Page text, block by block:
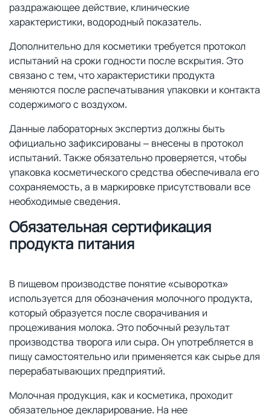
раздражающее действие, клинические
характеристики, водородный показатель.
Дополнительно для косметики требуется протокол
испытаний на сроки годности после вскрытия. Это
связано с тем, что характеристики продукта
меняются после распечатывания упаковки и контакта
содержимого с воздухом.
Данные лабораторных экспертиз должны быть
официально зафиксированы – внесены в протокол
испытаний. Также обязательно проверяется, чтобы
упаковка косметического средства обеспечивала его
сохраняемость, а в маркировке присутствовали все
необходимые сведения.
Обязательная сертификация
продукта питания
В пищевом производстве понятие «сыворотка»
используется для обозначения молочного продукта,
который образуется после сворачивания и
процеживания молока. Это побочный результат
производства творога или сыра. Он употребляется в
пищу самостоятельно или применяется как сырье для
перерабатывающих предприятий.
Молочная продукция, как и косметика, проходит
обязательное декларирование. На нее